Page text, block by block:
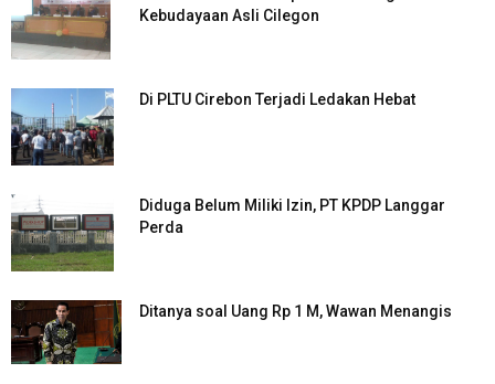
Kebudayaan Asli Cilegon
Di PLTU Cirebon Terjadi Ledakan Hebat
Diduga Belum Miliki Izin, PT KPDP Langgar
Perda
Ditanya soal Uang Rp 1 M, Wawan Menangis